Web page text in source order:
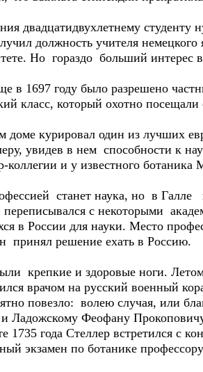
двадцатидвухлетнему студенту
должность учителя
Но гораздо больший интерес
в 1697 году было разрешено
класс, который охотно посещали
курировал один из лучших
увидев в нем способности к
и у известного
станет наука, но в Галле
с некоторыми
в России для науки. Место
принял решение ехать в Россию.
крепкие и здоровые ноги.
врачом на русский военный
повезло: волею случая, или
Ладожскому Феофану
года Стеллер встретился с
экзамен по ботанике